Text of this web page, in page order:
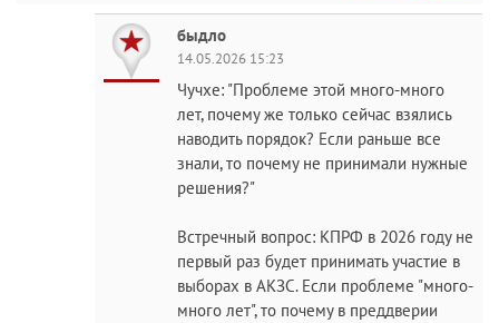
быдло
14.05.2026 15:23
Чучхе: "Проблеме этой много-много
лет, почему же только сейчас взялись
наводить порядок? Если раньше все
знали, то почему не принимали нужные
решения?"
Встречный вопрос: КПРФ в 2026 году не
первый раз будет принимать участие в
выборах в АКЗС. Если проблеме "много-
много лет", то почему в преддверии